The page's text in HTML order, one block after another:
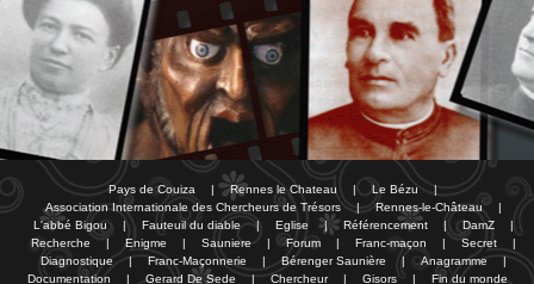
Pays de Couiza Rennes le Chateau Le Bézu
|
Association Internationale des Chercheurs de Trésors
| Rennes-le-Château
L'abbé Bigou
| Fauteuil du diable | Eglise | Référencement DamZ
Recherche
| Enigme Sauniere Forum Franc-maçon Secret
Diagnostique
| Franc-Maçonnerie Bérenger Saunière Anagramme
Documentation
Gerard De Sede | Chercheur Gisors Fin du monde